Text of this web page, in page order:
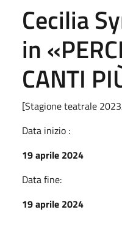
Cecilia
in
CANTI
[Stagione teatrale
Data inizio :
19 aprile 2024
Data fine:
19 aprile 2024